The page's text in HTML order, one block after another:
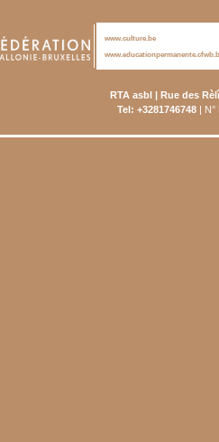
www.culture.be
RTA asbl | Rue des
Tel: +3281746748| N°